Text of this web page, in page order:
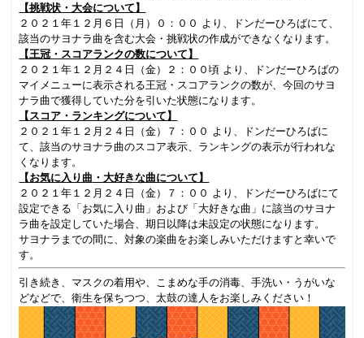
【挑戦状・大会について】
２０２１年１２月６日（月）０：００ より、ドンだーひろばにて、
該当のサヨナラ曲を含む大会・挑戦状の作成ができなくなります。
【王冠・スコアランクの数について】
２０２１年１２月２４日（金）２：００頃 より、ドンだーひろばの
マイメニューに表示される王冠・スコアランクの数が、今回のサヨ
ナラ曲で獲得していた分を引いた状態になります。
【スコア・ランキングについて】
２０２１年１２月２４日（金）７：００ より、ドンだーひろばに
て、該当のサヨナラ曲のスコア表示、ランキングの表示が行われな
くなります。
【お気に入り曲・大好きな曲について】
２０２１年１２月２４日（金）７：００ より、ドンだーひろばにて
設定できる「お気に入り曲」および「大好きな曲」に該当のサヨナ
ラ曲を設定していた場合、期日以降は未設定の状態になります。
サヨナラまでの間に、対象の楽曲をお楽しみいただけますと幸いで
す。
引き続き、マスクの着用や、こまめな手の消毒、手洗い・うがいな
どなどで、衛生を保ちつつ、太鼓の達人をお楽しみください！